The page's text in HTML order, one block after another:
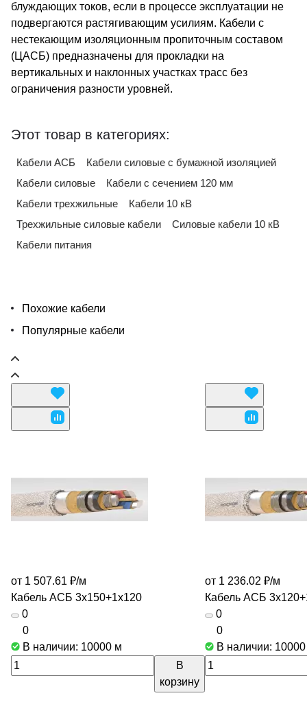
блуждающих токов, если в процессе эксплуатации не
подвергаются растягивающим усилиям. Кабели с
нестекающим изоляционным пропиточным составом
(ЦАСБ) предназначены для прокладки на
вертикальных и наклонных участках трасс без
ограничения разности уровней.
Этот товар в категориях:
Кабели АСБ
Кабели силовые с бумажной изоляцией
Кабели силовые
Кабели с сечением 120 мм
Кабели трехжильные
Кабели 10 кВ
Трехжильные силовые кабели
Силовые кабели 10 кВ
Кабели питания
Похожие кабели
Популярные кабели
от 1 507.61 ₽/м
Кабель АСБ 3х150+1х120
0
0
В наличии: 10000 м
В
корзину
от 1 236.02 ₽/м
Кабель АСБ
0
0
В наличии: